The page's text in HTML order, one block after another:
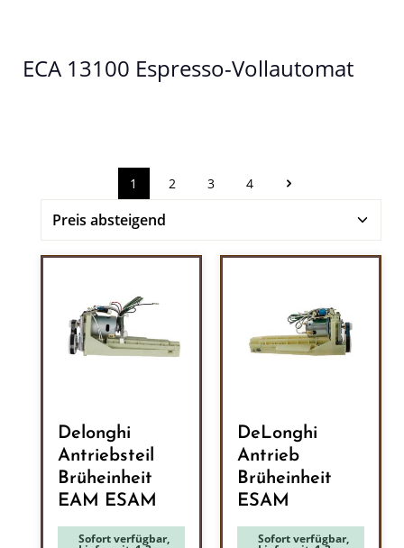
ECA 13100 Espresso-Vollautomat
Seite
1 Seite
2 Seite
3 Seite
4
Delonghi
Antriebsteil
Brüheinheit
EAM ESAM
Sofort verfügbar,
DeLonghi
Antrieb
Brüheinheit
ESAM
Sofort verfügbar,